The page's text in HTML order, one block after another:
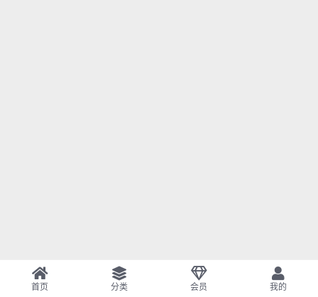
首页 分类 会员 我的